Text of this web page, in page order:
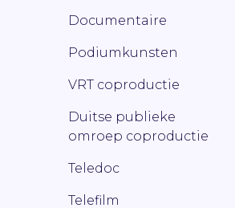
Documentaire
Podiumkunsten
VRT coproductie
Duitse publieke
omroep coproductie
Teledoc
Telefilm